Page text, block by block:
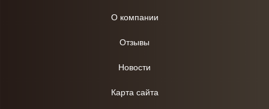
О компании
Отзывы
Новости
Карта сайта